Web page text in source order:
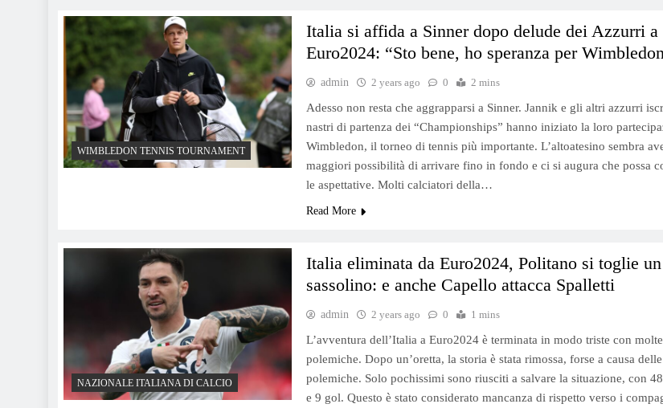
WIMBLEDON TENNIS TOURNAMENT
Italia si affida a Sinner dopo delude dei Azzurri a
Euro2024: “Sto bene, ho speranza per
admin 2 years ago 0 2 mins
Adesso non resta che aggrapparsi a Sinner. Jannik e gli altri azzurri
nastri di partenza dei “Championships” hanno iniziato la loro
Wimbledon, il torneo di tennis più importante. L’altoatesino sembra
maggiori possibilità di arrivare fino in fondo e ci si augura che possa
le aspettative. Molti calciatori della…
Read More
NAZIONALE ITALIANA DI CALCIO
Italia eliminata da Euro2024, Politano si toglie un
sassolino: e anche Capello attacca Spalletti
admin 2 years ago 0 1 mins
L’avventura dell’Italia a Euro2024 è terminata in modo triste con molte
polemiche. Dopo un’oretta, la storia è stata rimossa, forse a causa
polemiche. Solo pochissimi sono riusciti a salvare la situazione, con
e 9 gol. Questo è stato considerato mancanza di rispetto verso i